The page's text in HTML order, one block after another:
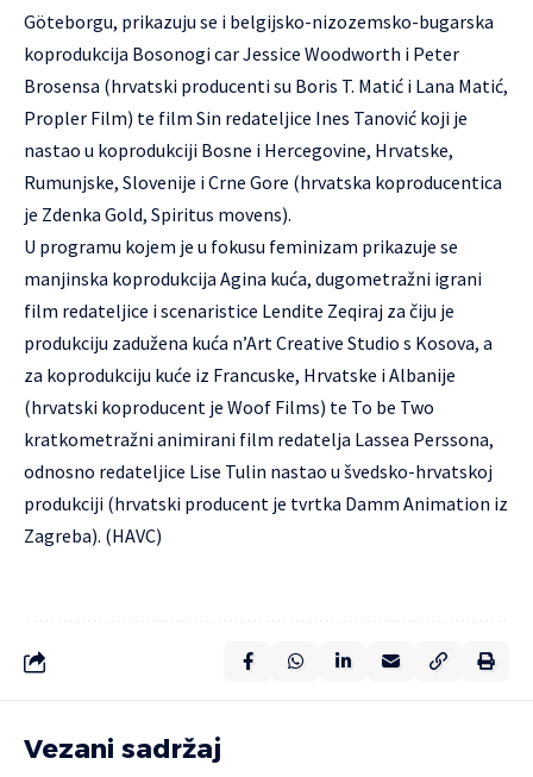
Göteborgu, prikazuju se i belgijsko-nizozemsko-bugarska
koprodukcija Bosonogi car Jessice Woodworth i Peter
Brosensa (hrvatski producenti su Boris T. Matić i Lana Matić,
Propler Film) te film Sin redateljice Ines Tanović koji je
nastao u koprodukciji Bosne i Hercegovine, Hrvatske,
Rumunjske, Slovenije i Crne Gore (hrvatska koproducentica
je Zdenka Gold, Spiritus movens).
U programu kojem je u fokusu feminizam prikazuje se
manjinska koprodukcija Agina kuća, dugometražni igrani
film redateljice i scenaristice Lendite Zeqiraj za čiju je
produkciju zadužena kuća n’Art Creative Studio s Kosova, a
za koprodukciju kuće iz Francuske, Hrvatske i Albanije
(hrvatski koproducent je Woof Films) te To be Two
kratkometražni animirani film redatelja Lassea Perssona,
odnosno redateljice Lise Tulin nastao u švedsko-hrvatskoj
produkciji (hrvatski producent je tvrtka Damm Animation iz
Zagreba). (HAVC)
Vezani sadržaj